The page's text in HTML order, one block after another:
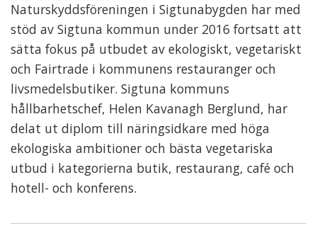
Naturskyddsföreningen i Sigtunabygden har med
stöd av Sigtuna kommun under 2016 fortsatt att
sätta fokus på utbudet av ekologiskt, vegetariskt
och Fairtrade i kommunens restauranger och
livsmedelsbutiker. Sigtuna kommuns
hållbarhetschef, Helen Kavanagh Berglund, har
delat ut diplom till näringsidkare med höga
ekologiska ambitioner och bästa vegetariska
utbud i kategorierna butik, restaurang, café och
hotell- och konferens.